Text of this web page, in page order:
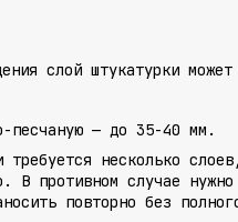
слой штукатурки
песчаную — до 35-40 мм.
несколько
В противном случае нужно
повторно без